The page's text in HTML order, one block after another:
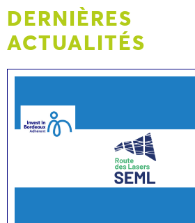
DERNIÈRES
ACTUALITÉS